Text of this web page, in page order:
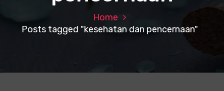
Home
Posts tagged "kesehatan dan pencernaan"